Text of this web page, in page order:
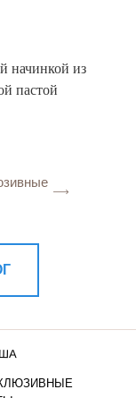
начинкой из
пастой